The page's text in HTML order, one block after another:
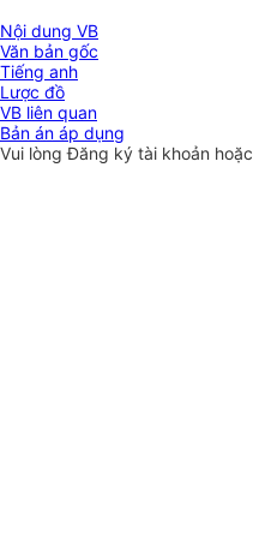
Nội dung VB
Văn bản gốc
Tiếng anh
Lược đồ
VB liên quan
Bản án áp dụng
Vui lòngĐăng ký tài khoản hoặc